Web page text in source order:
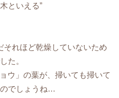
といえる”
それほど乾燥していないため
た。
ウ」の葉が、掃いても掃いて
でしょうね…